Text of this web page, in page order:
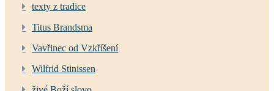
texty z tradice
Titus Brandsma
Vavřinec od Vzkříšení
Wilfrid Stinissen